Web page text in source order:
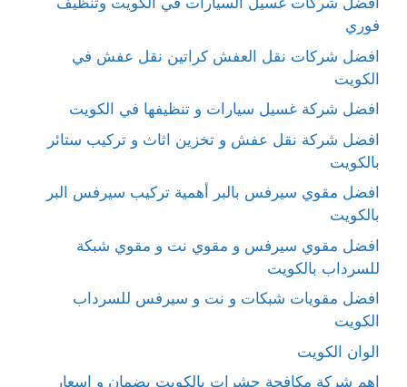
فوري
افضل شركات نقل العفش كراتين نقل عفش في
الكويت
افضل شركة غسيل سيارات و تنظيفها في الكويت
افضل شركة نقل عفش و تخزين اثاث و تركيب ستائر
بالكويت
افضل مقوي سيرفس بالبر أهمية تركيب سيرفس البر
بالكويت
افضل مقوي سيرفس و مقوي نت و مقوي شبكة
للسرداب بالكويت
افضل مقويات شبكات و نت و سيرفس للسرداب
الكويت
الوان الكويت
اهم شركة مكافحة حشرات بالكويت بضمان و اسعار